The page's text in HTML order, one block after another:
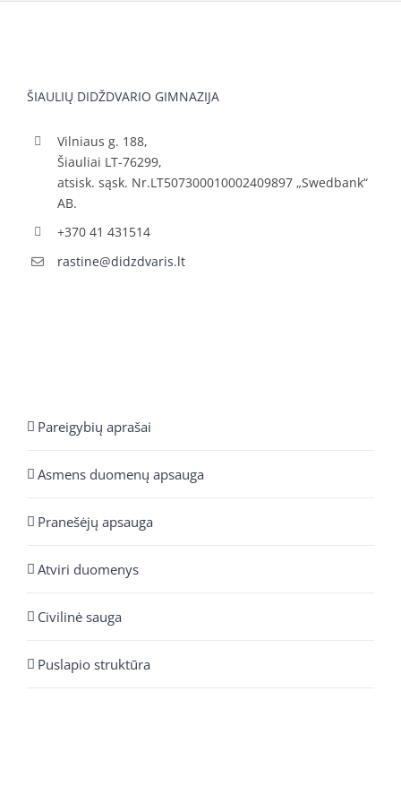
ŠIAULIŲ DIDŽDVARIO GIMNAZIJA
Vilniaus g. 188,
Šiauliai LT-76299,
atsisk. sąsk. Nr.LT507300010002409897 „Swedbank“
AB.
+370 41 431514
rastine@didzdvaris.lt
Pareigybių aprašai
Asmens duomenų apsauga
Pranešėjų apsauga
Atviri duomenys
Civilinė sauga
Puslapio struktūra